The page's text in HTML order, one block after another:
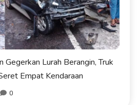
Gegerkan Lurah Berangin, Truk
Empat Kendaraan
0